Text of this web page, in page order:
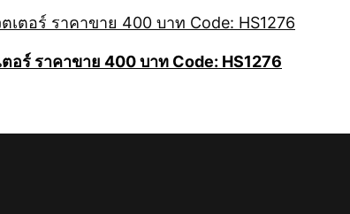
ตอร์ ราคาขาย 400 บาท Code: HS1276